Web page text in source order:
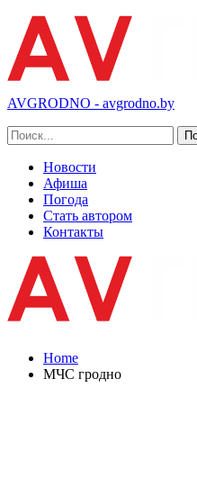
AVGRODNO - avgrodno.by
Новости
Афиша
Погода
Стать автором
Контакты
Home
МЧС гродно